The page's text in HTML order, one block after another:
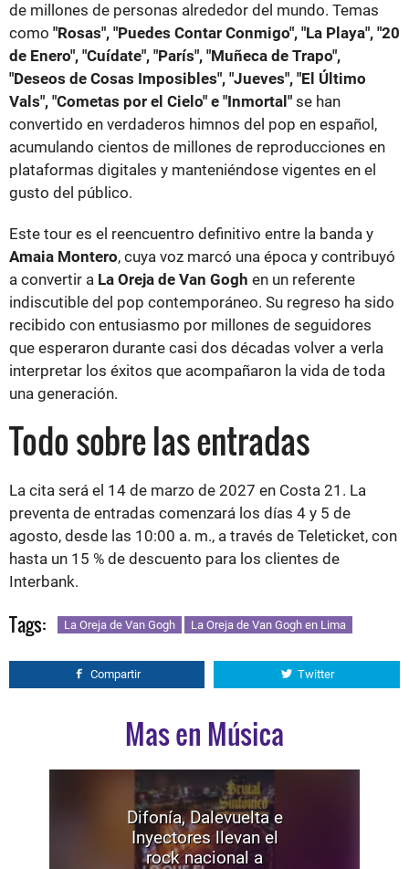
de millones de personas alrededor del mundo. Temas
como "Rosas", "Puedes Contar Conmigo", "La Playa", "20
de Enero", "Cuídate", "París", "Muñeca de Trapo",
"Deseos de Cosas Imposibles", "Jueves", "El Último
Vals", "Cometas por el Cielo" e "Inmortal" se han
convertido en verdaderos himnos del pop en español,
acumulando cientos de millones de reproducciones en
plataformas digitales y manteniéndose vigentes en el
gusto del público.
Este tour es el reencuentro definitivo entre la banda y
Amaia Montero, cuya voz marcó una época y contribuyó
a convertir a La Oreja de Van Gogh en un referente
indiscutible del pop contemporáneo. Su regreso ha sido
recibido con entusiasmo por millones de seguidores
que esperaron durante casi dos décadas volver a verla
interpretar los éxitos que acompañaron la vida de toda
una generación.
Todo sobre las entradas
La cita será el 14 de marzo de 2027 en Costa 21. La
preventa de entradas comenzará los días 4 y 5 de
agosto, desde las 10:00 a. m., a través de Teleticket, con
hasta un 15 % de descuento para los clientes de
Interbank.
Tags: La Oreja de Van Gogh La Oreja de Van Gogh en Lima
Compartir Twitter
Mas en Música
Difonía, Dalevuelta e
Inyectores llevan el
rock nacional a